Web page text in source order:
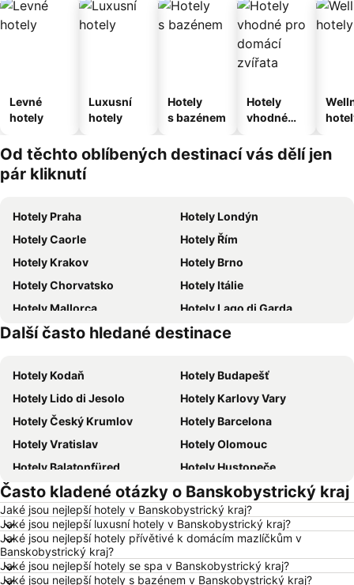
Levné
hotely
Luxusní
hotely
Hotely
s bazénem
Hotely
vhodné
domácí
zvířata
Od těchto oblíbených destinací vás dělí jen
pár kliknutí
Hotely Praha
Hotely Londýn
Hotely Caorle
Hotely Řím
Hotely Krakov
Hotely Brno
Hotely Chorvatsko
Hotely Itálie
Hotely Mallorca
Hotely Lago di Garda
Hotely Česká republika
Hotely Vysočina
Další často hledané destinace
Hotely Kodaň
Hotely Budapešť
Hotely Lido di Jesolo
Hotely Karlovy Vary
Hotely Český Krumlov
Hotely Barcelona
Hotely Vratislav
Hotely Olomouc
Hotely Balatonfüred
Hotely Hustopeče
Hotely Vídeň
Hotely Hurghada
Hotely Bratislava
Hotely Kolobrzeg
Hotely Třeboň
Hotely Málaga
Hotely Amsterdam
Hotely Ostrava
Hotely Lignano Sabbiadoro
Hotely Istrie
Často kladené otázky o Banskobystrický kraj
Jaké jsou nejlepší hotely v Banskobystrický kraj?
Jaké jsou nejlepší luxusní hotely v Banskobystrický kraj?
Jaké jsou nejlepší hotely přívětivé k domácím mazlíčkům v
Banskobystrický kraj?
Jaké jsou nejlepší hotely se spa v Banskobystrický kraj?
Jaké jsou nejlepší hotely s bazénem v Banskobystrický kraj?